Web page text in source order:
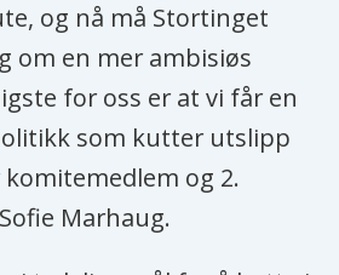
og nå må Stortinget
om en mer ambisiøs
for oss er at vi får en
som kutter utslipp
og 2.
Marhaug.